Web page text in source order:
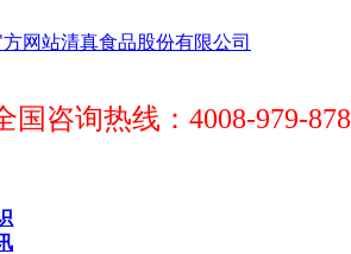
国咨询热线：4008-979-878